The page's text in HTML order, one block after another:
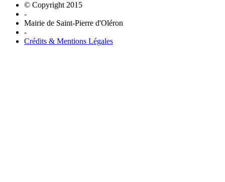
© Copyright 2015
-
Mairie de Saint-Pierre d'Oléron
-
Crédits & Mentions Légales